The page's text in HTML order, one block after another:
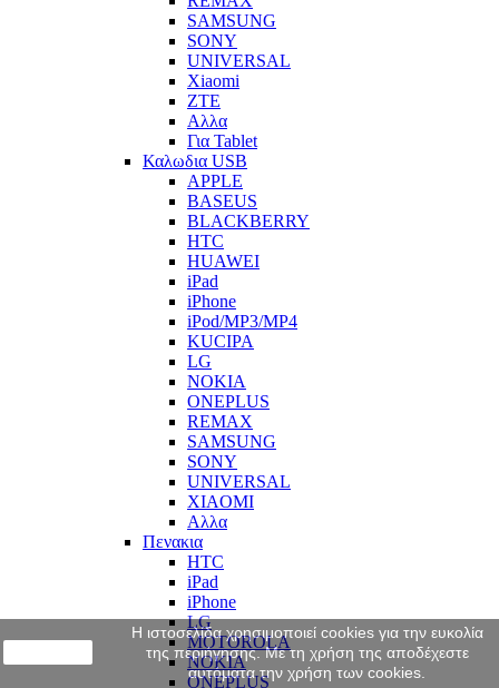
SAMSUNG
SONY
UNIVERSAL
Xiaomi
ZTE
Αλλα
Για Tablet
Καλωδια USB
APPLE
BASEUS
BLACKBERRY
HTC
HUAWEI
iPad
iPhone
iPod/MP3/MP4
KUCIPA
LG
NOKIA
ONEPLUS
REMAX
SAMSUNG
SONY
UNIVERSAL
XIAOMI
Αλλα
Πενακια
HTC
iPad
iPhone
LG
MOTOROLA
NOKIA
ONEPLUS
Η ιστοσελίδα χρησιμοποιεί cookies για την ευκολία
της περιήγησης. Με τη χρήση της αποδέχεστε
αυτόματα την χρήση των cookies.